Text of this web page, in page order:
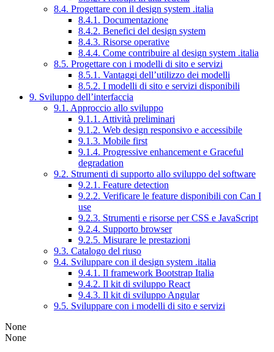
8.4. Progettare con il design system .italia
8.4.1. Documentazione
8.4.2. Benefici del design system
8.4.3. Risorse operative
8.4.4. Come contribuire al design system .italia
8.5. Progettare con i modelli di sito e servizi
8.5.1. Vantaggi dell’utilizzo dei modelli
8.5.2. I modelli di sito e servizi disponibili
9. Sviluppo dell’interfaccia
9.1. Approccio allo sviluppo
9.1.1. Attività preliminari
9.1.2. Web design responsivo e accessibile
9.1.3. Mobile first
9.1.4. Progressive enhancement e Graceful
degradation
9.2. Strumenti di supporto allo sviluppo del software
9.2.1. Feature detection
9.2.2. Verificare le feature disponibili con Can I
use
9.2.3. Strumenti e risorse per CSS e JavaScript
9.2.4. Supporto browser
9.2.5. Misurare le prestazioni
9.3. Catalogo del riuso
9.4. Sviluppare con il design system .italia
9.4.1. Il framework Bootstrap Italia
9.4.2. Il kit di sviluppo React
9.4.3. Il kit di sviluppo Angular
9.5. Sviluppare con i modelli di sito e servizi
None
None